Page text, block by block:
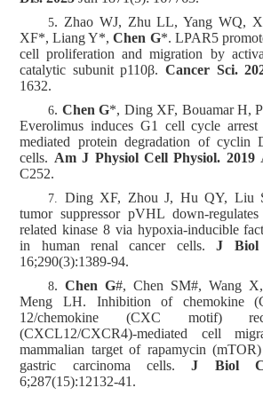
5. Zhao WJ, Zhu LL, Yang WQ,
XF*, Liang Y*,Chen G*. LPAR5
cell proliferation and migration by
catalytic subunit p110β. Cancer Sci.
1632.
6. Chen G*, Ding XF, Bouamar H,
Everolimus induces G1 cell cycle arrest
mediated protein degradation of cyclin
cells. Am J Physiol Cell Physiol. 2019
C252.
7. Ding XF, Zhou J, Hu QY, Liu
tumor suppressor pVHL down-
related kinase 8 via hypoxia-inducible
in human renal cancer cells. J Biol
16;290(3):1389-94.
8.Chen G#, Chen SM#, Wang
Meng LH. Inhibition of chemokine
12/chemokine (CXC motif)
(CXCL12/CXCR4)-mediated cell
mammalian target of rapamycin
gastric carcinoma cells.J Biol
6;287(15):12132-41.